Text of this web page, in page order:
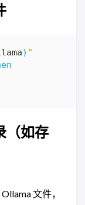
) "
（如存
文件，